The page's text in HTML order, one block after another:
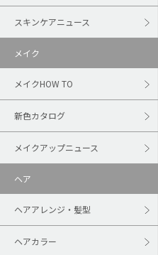
スキンケアニュース
メイク
メイクHOW TO
新色カタログ
メイクアップニュース
ヘア
ヘアアレンジ・髪型
ヘアカラー